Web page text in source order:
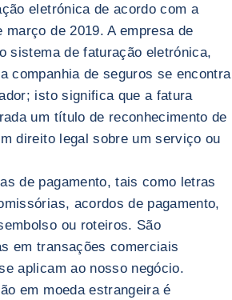
eletrónica de acordo com a
março de 2019. A empresa de
sistema de faturação eletrónica,
companhia de seguros se encontra
isto significa que a fatura
um título de reconhecimento de
direito legal sobre um serviço ou
de pagamento, tais como letras
acordos de pagamento,
ou roteiros. São
em transações comerciais
aplicam ao nosso negócio.
em moeda estrangeira é